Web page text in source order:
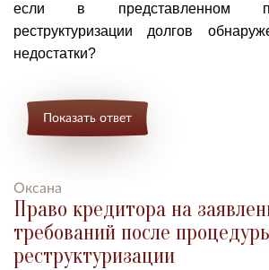
если в представленном
реструктуризации долгов
недостатки?
Показать ответ
Оксана
Право кредитора на
требований после
реструктуризации